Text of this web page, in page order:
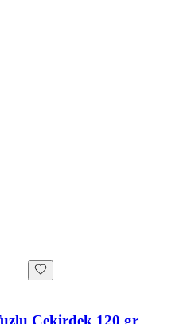
Çekirdek 120 gr